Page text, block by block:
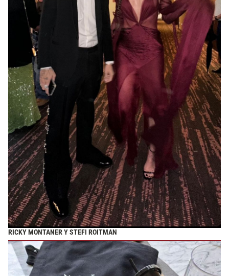
RICKY MONTANER Y STEFI ROITMAN